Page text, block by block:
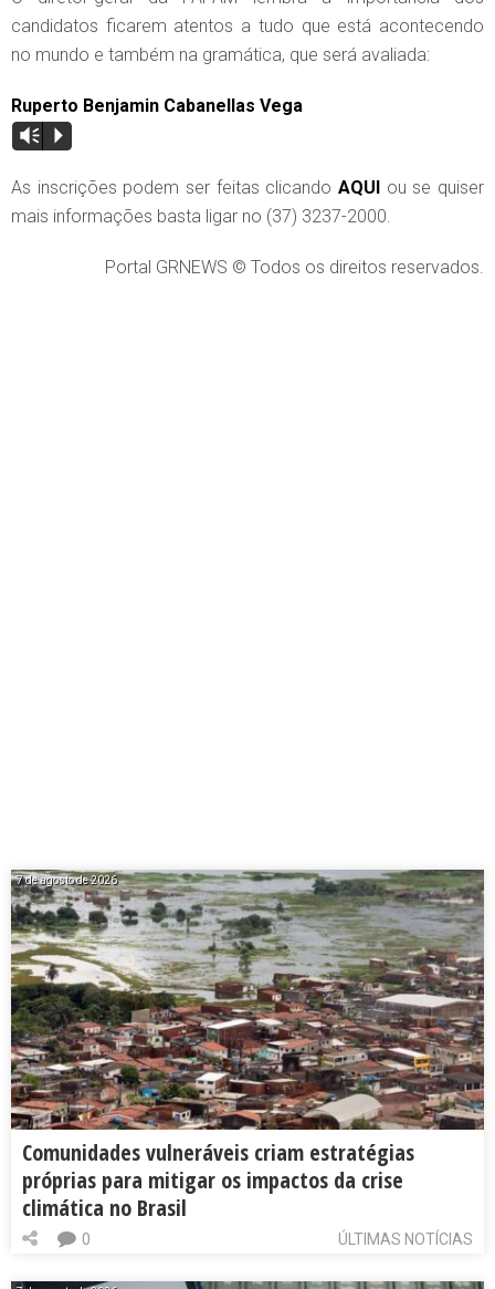
candidatos ficarem atentos a tudo que está acontecendo
no mundo e também na gramática, que será avaliada:
Ruperto Benjamin Cabanellas Vega
Vm P
As inscrições podem ser feitas clicando AQUI ou se quiser
mais informações basta ligar no (37) 3237-2000.
Portal GRNEWS © Todos os direitos reservados.
7 de agosto de 2026
Comunidades vulneráveis criam estratégias
próprias para mitigar os impactos da crise
climática no Brasil
ÚLTIMAS NOTÍCIAS
0